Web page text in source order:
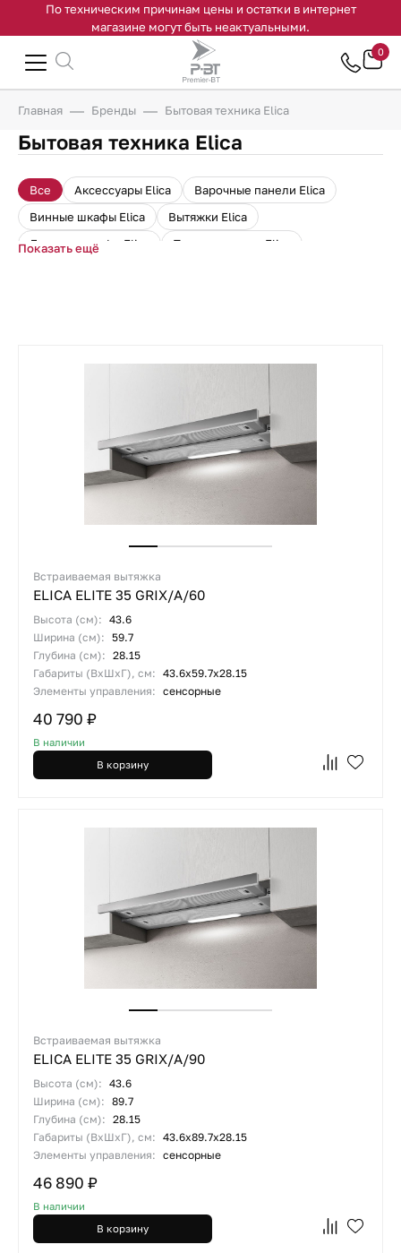
По техническим причинам цены и остатки в интернет
магазине могут быть неактуальными.
0
Главная Бренды Бытовая техника Elica
Бытовая техника Elica
Все Аксессуары Elica
Варочные панели Elica
Винные шкафы Elica
Вытяжки Elica
Духовые шкафы Elica
Подогреватели Elica
Показать ещё
Встраиваемая вытяжка
ELICA ELITE 35 GRIX/A/60
Высота (см): 43.6
Ширина (см): 59.7
Глубина (см): 28.15
Габариты (ВхШхГ), см: 43.6х59.7х28.15
Элементы управления: сенсорные
40 790 ₽
В наличии
В корзину
Встраиваемая вытяжка
ELICA ELITE 35 GRIX/A/90
Высота (см): 43.6
Ширина (см): 89.7
Глубина (см): 28.15
Габариты (ВхШхГ), см: 43.6х89.7х28.15
Элементы управления: сенсорные
46 890 ₽
В наличии
В корзину